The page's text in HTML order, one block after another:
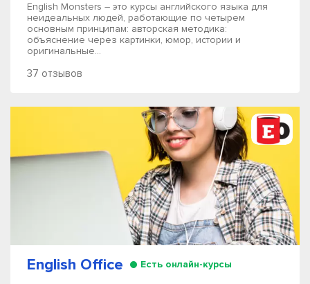
English Monsters – это курсы английского языка для
неидеальных людей, работающие по четырем
основным принципам: авторская методика:
объяснение через картинки, юмор, истории и
оригинальные...
37 отзывов
English Office Есть онлайн-курсы